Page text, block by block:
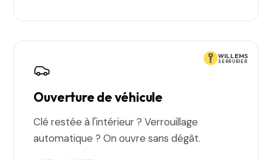
WILLEMS
SERRURIER
Ouverture de véhicule
Clé restée à l'intérieur ? Verrouillage
automatique ? On ouvre sans dégât.